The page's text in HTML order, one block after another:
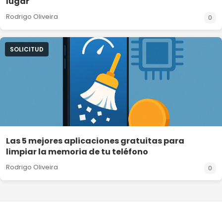
Rodrigo Oliveira 0
SOLICITUD
Las 5 mejores aplicaciones gratuitas para
limpiar la memoria de tu teléfono
Rodrigo Oliveira 0